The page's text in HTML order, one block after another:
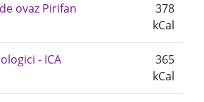
ovaz Pirifan
378
kCal
- ICA
365
kCal